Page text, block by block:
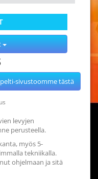
sivustoomme tästä
levyjen
perusteella.
myös 5-
tekniikalla.
ohjelmaan ja sitä